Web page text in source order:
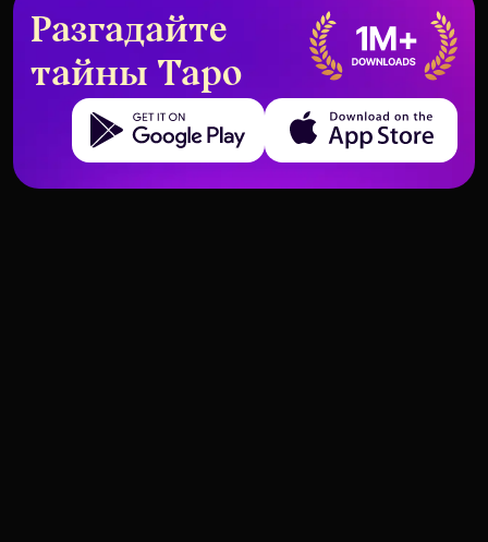
Разгадайте
тайны Таро
Get it on Google Play Download on the App Store